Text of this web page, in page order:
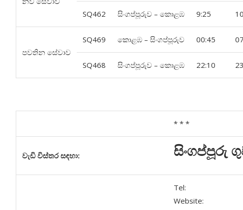
SQ462
සිංගප්පූරුව – කොළඹ 9:25
පවතින සේවාව
SQ469 කොළඹ – සිංගප්පූරුව 00:45
SQ468
සිංගප්පූරුව – කොළඹ 22:10
* * *
වැඩි විස්තර සඳහා: සිංගප්පූරු
Tel:
Website: